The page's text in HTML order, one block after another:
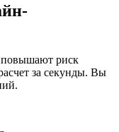
риск
за секунды. Вы